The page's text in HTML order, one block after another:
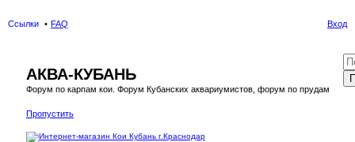
Ссылки FAQ Вход
АКВА-КУБАНЬ
Форум по карпам кои. Форум Кубанских аквариумистов, форум по прудам
Пропустить